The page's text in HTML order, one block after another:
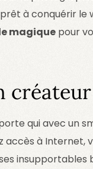
à conquérir le
magiquepour
qui avec un
accès à Internet,
insupportables